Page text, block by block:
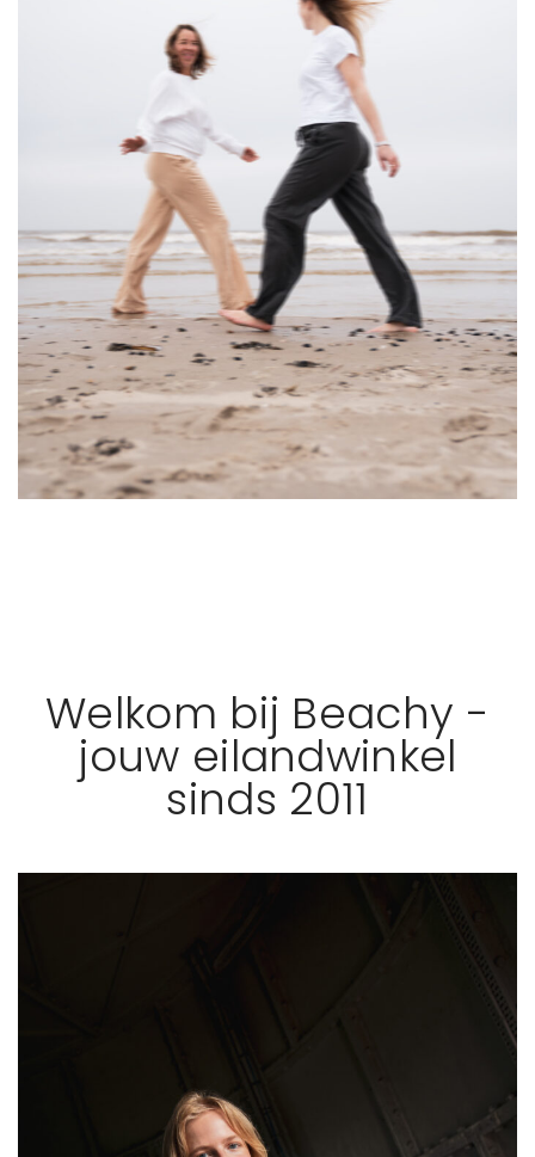
Welkom bij Beachy -
jouw eilandwinkel
sinds 2011